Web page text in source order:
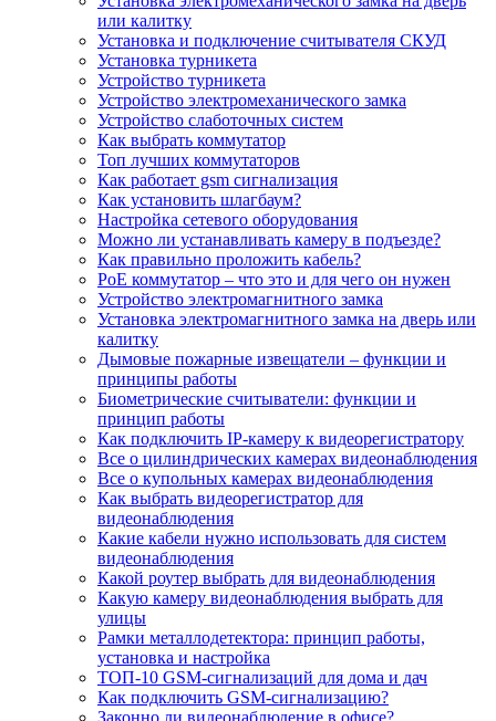
или калитку
Установка и подключение считывателя СКУД
Установка турникета
Устройство турникета
Устройство электромеханического замка
Устройство слаботочных систем
Как выбрать коммутатор
Топ лучших коммутаторов
Как работает gsm сигнализация
Как установить шлагбаум?
Настройка сетевого оборудования
Можно ли устанавливать камеру в подъезде?
Как правильно проложить кабель?
PoE коммутатор – что это и для чего он нужен
Устройство электромагнитного замка
Установка электромагнитного замка на дверь или
калитку
Дымовые пожарные извещатели – функции и
принципы работы
Биометрические считыватели: функции и
принцип работы
Как подключить IP-камеру к видеорегистратору
Все о цилиндрических камерах видеонаблюдения
Все о купольных камерах видеонаблюдения
Как выбрать видеорегистратор для
видеонаблюдения
Какие кабели нужно использовать для систем
видеонаблюдения
Какой роутер выбрать для видеонаблюдения
Какую камеру видеонаблюдения выбрать для
улицы
Рамки металлодетектора: принцип работы,
установка и настройка
ТОП-10 GSM-сигнализаций для дома и дач
Как подключить GSM-сигнализацию?
Законно ли видеонаблюдение в офисе?